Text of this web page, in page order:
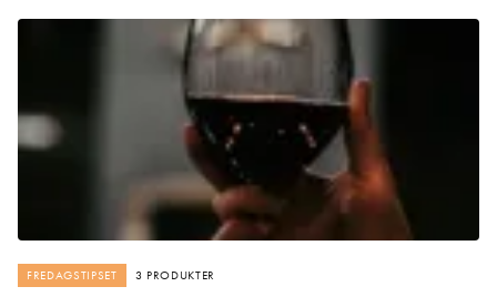
FREDAGSTIPSET 3 PRODUKTER